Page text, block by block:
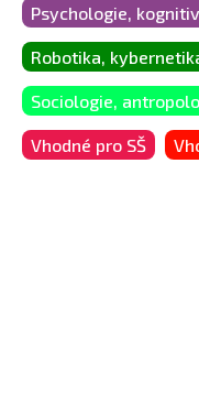
Psychologie,
Robotika,
Sociologie,
Vhodné pro SŠ